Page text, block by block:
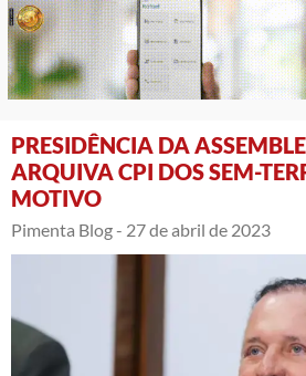
PRESIDÊNCIA DA
ARQUIVA CPI DOS SEM-
MOTIVO
Pimenta Blog - 27 de abril de 2023